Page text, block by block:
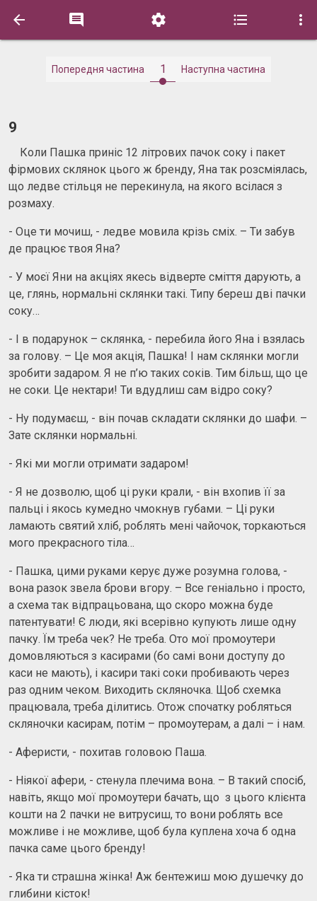
    
Попередня частина 1 Наступна частина
9
Коли Пашка приніс 12 літрових пачок соку і пакет
фірмових склянок цього ж бренду, Яна так розсміялась,
що ледве стільця не перекинула, на якого всілася з
розмаху.
- Оце ти мочиш, - ледве мовила крізь сміх. – Ти забув
де працює твоя Яна?
- У моєї Яни на акціях якесь відверте сміття дарують, а
це, глянь, нормальні склянки такі. Типу береш дві пачки
соку…
- І в подарунок – склянка, - перебила його Яна і взялась
за голову. – Це моя акція, Пашка! І нам склянки могли
зробити задаром. Я не п’ю таких соків. Тим більш, що це
не соки. Це нектари! Ти вдудлиш сам відро соку?
- Ну подумаєш, - він почав складати склянки до шафи. –
Зате склянки нормальні.
- Які ми могли отримати задаром!
- Я не дозволю, щоб ці руки крали, - він вхопив її за
пальці і якось кумедно чмокнув губами. – Ці руки
ламають святий хліб, роблять мені чайочок, торкаються
мого прекрасного тіла…
- Пашка, цими руками керує дуже розумна голова, -
вона разок звела брови вгору. – Все геніально і просто,
а схема так відпрацьована, що скоро можна буде
патентувати! Є люди, які всерівно купують лише одну
пачку. Їм треба чек? Не треба. Ото мої промоутери
домовляються з касирами (бо самі вони доступу до
каси не мають), і касири такі соки пробивають через
раз одним чеком. Виходить скляночка. Щоб схемка
працювала, треба ділитись. Отож спочатку робляться
скляночки касирам, потім – промоутерам, а далі – і нам.
- Аферисти, - похитав головою Паша.
- Ніякої афери, - стенула плечима вона. – В такий спосіб,
навіть, якщо мої промоутери бачать, що з цього клієнта
кошти на 2 пачки не витрусиш, то вони роблять все
можливе і не можливе, щоб була куплена хоча б одна
пачка саме цього бренду!
- Яка ти страшна жінка! Аж бентежиш мою душечку до
глибини кісток!